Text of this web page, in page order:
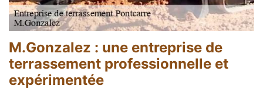
M.Gonzalez : une entreprise de
terrassement professionnelle et
expérimentée